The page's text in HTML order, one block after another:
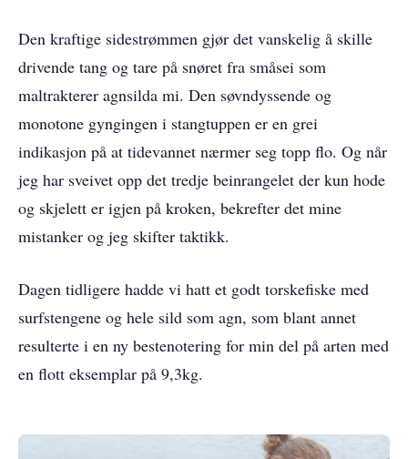
Den kraftige sidestrømmen gjør det vanskelig å skille
drivende tang og tare på snøret fra småsei som
maltrakterer agnsilda mi. Den søvndyssende og
monotone gyngingen i stangtuppen er en grei
indikasjon på at tidevannet nærmer seg topp flo. Og når
jeg har sveivet opp det tredje beinrangelet der kun hode
og skjelett er igjen på kroken, bekrefter det mine
mistanker og jeg skifter taktikk.
Dagen tidligere hadde vi hatt et godt torskefiske med
surfstengene og hele sild som agn, som blant annet
resulterte i en ny bestenotering for min del på arten med
en flott eksemplar på 9,3kg.